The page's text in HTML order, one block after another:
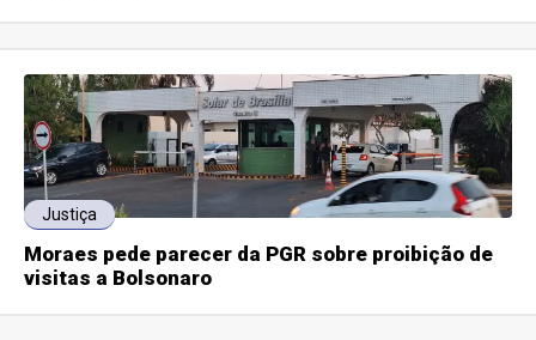
Justiça
Moraes pede parecer da PGR sobre proibição de
visitas a Bolsonaro